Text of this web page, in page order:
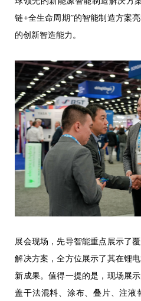
链+全生命周期”的智能制造方案
的创新智造能力。
展会现场，先导智能重点展示了
解决方案，全方位展示了其在锂
新成果。值得一提的是，现场展
盖干法混料、涂布、叠片、注液